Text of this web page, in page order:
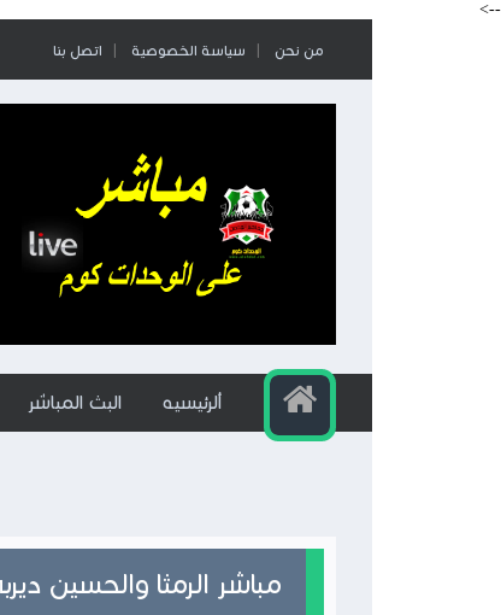
-->
من نحن سياسة الخصوصية اتصل بنا
ألرئيسيه البث المباشر
مباشر الرمثا والحسين